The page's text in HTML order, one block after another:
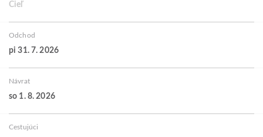
Cieľ
Odchod
pi 31. 7. 2026
Návrat
so 1. 8. 2026
Cestujúci